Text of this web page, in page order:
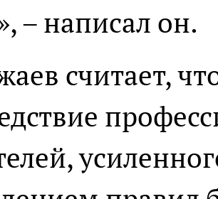
– написал он.
считает,